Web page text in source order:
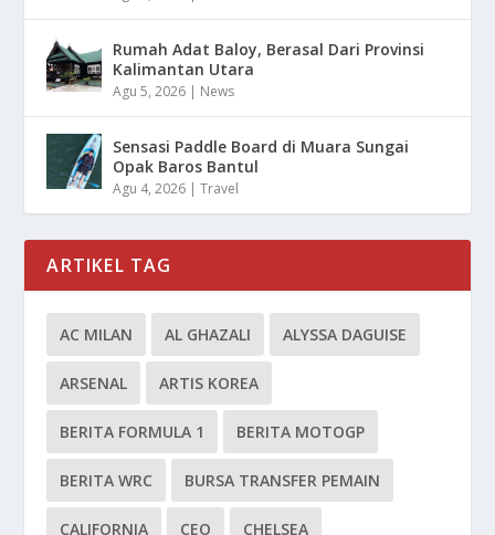
Rumah Adat Baloy, Berasal Dari Provinsi
Kalimantan Utara
Agu 5, 2026 | News
Sensasi Paddle Board di Muara Sungai
Opak Baros Bantul
Agu 4, 2026 |Travel
ARTIKEL TAG
AC MILAN AL GHAZALI ALYSSA DAGUISE
ARSENAL ARTIS KOREA
BERITA FORMULA 1 BERITA MOTOGP
BERITA WRC BURSA TRANSFER PEMAIN
CALIFORNIA CEO CHELSEA